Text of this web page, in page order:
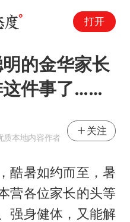
打开
的金华家长
这件事了……
质本地内容作者
关注
酷暑如约而至，暑
营各位家长的头等
强身健体，又能解